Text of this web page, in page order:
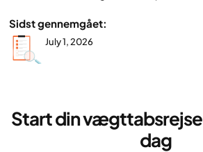
Sidst gennemgået:
July 1, 2026
Start din vægttabsrejse
dag